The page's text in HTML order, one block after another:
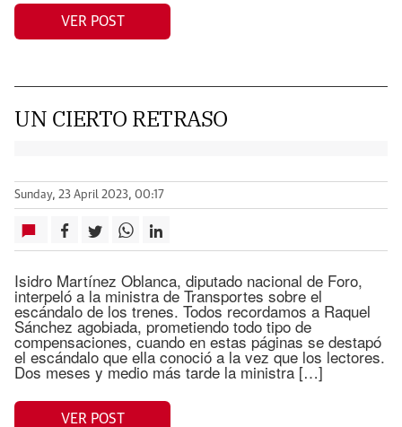
VER POST
UN CIERTO RETRASO
Sunday, 23 April 2023, 00:17
Isidro Martínez Oblanca, diputado nacional de Foro,
interpeló a la ministra de Transportes sobre el
escándalo de los trenes. Todos recordamos a Raquel
Sánchez agobiada, prometiendo todo tipo de
compensaciones, cuando en estas páginas se destapó
el escándalo que ella conoció a la vez que los lectores.
Dos meses y medio más tarde la ministra […]
VER POST